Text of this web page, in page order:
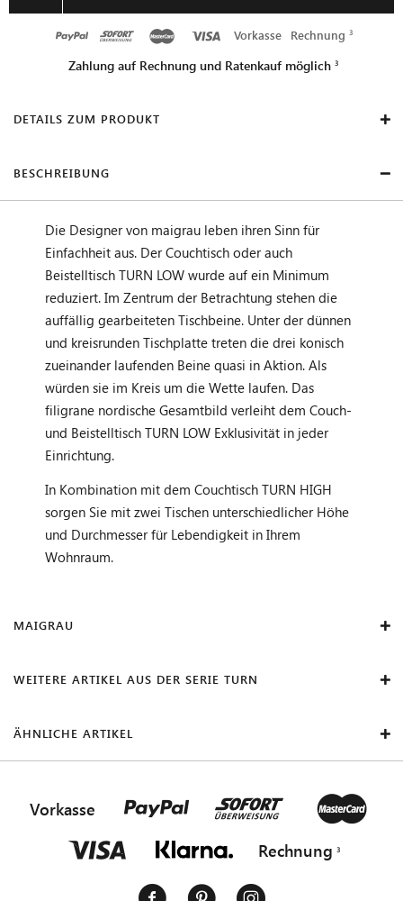
Vorkasse Rechnung
Zahlung auf Rechnung und Ratenkauf möglich
DETAILS ZUM PRODUKT
BESCHREIBUNG
Die Designer von maigrau leben ihren Sinn für
Einfachheit aus. Der Couchtisch oder auch
Beistelltisch TURN LOW wurde auf ein Minimum
reduziert. Im Zentrum der Betrachtung stehen die
auffällig gearbeiteten Tischbeine. Unter der dünnen
und kreisrunden Tischplatte treten die drei konisch
zueinander laufenden Beine quasi in Aktion. Als
würden sie im Kreis um die Wette laufen. Das
filigrane nordische Gesamtbild verleiht dem Couch-
und Beistelltisch TURN LOW Exklusivität in jeder
Einrichtung.
In Kombination mit dem Couchtisch TURN HIGH
sorgen Sie mit zwei Tischen unterschiedlicher Höhe
und Durchmesser für Lebendigkeit in Ihrem
Wohnraum.
MAIGRAU
WEITERE ARTIKEL AUS DER SERIE TURN
ÄHNLICHE ARTIKEL
Vorkasse
Rechnung